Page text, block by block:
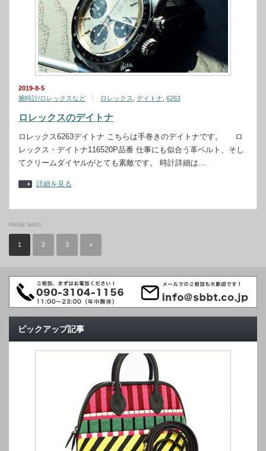
2019-8-5
腕時計/ロレックスなど
ロレックス デイトナ 6263
ロレックスのデイトナ
ロレックス6263デイトナ こちらは手巻きのデイトナです。 ロ
レックス・デイトナ116520P品番 仕事にも似合う革ベルト、そし
てクリームダイヤルがとても素敵です。 時計詳細は…
詳細を見る
PAGE NAVI
1 2 3 »
ピックアップ記事